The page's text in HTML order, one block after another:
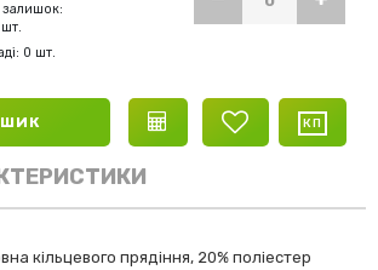
залишок:
0 шт.
кільцевого прядіння, 20% поліестер